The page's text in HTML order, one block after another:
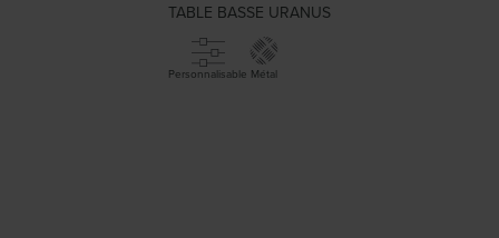
TABLE BASSE URANUS
Personnalisable Métal